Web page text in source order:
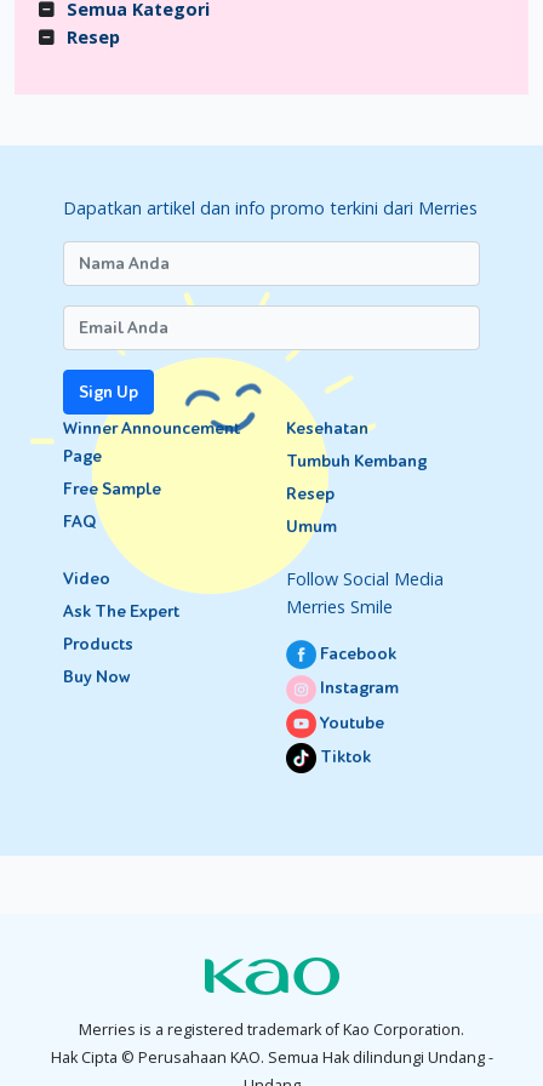
Semua Kategori
Resep
Dapatkan artikel dan info promo terkini dari Merries
Sign Up
Winner Announcement
Page
Free Sample
FAQ
Kesehatan
Tumbuh Kembang
Resep
Umum
Video
Ask The Expert
Products
Buy Now
Follow Social Media
Merries Smile
Facebook
Instagram
Youtube
Tiktok
Merries is a registered trademark of Kao Corporation.
Hak Cipta © Perusahaan KAO. Semua Hak dilindungi Undang -